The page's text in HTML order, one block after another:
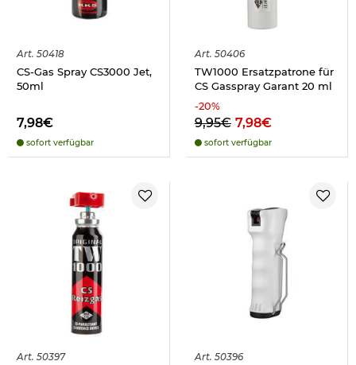
Art. 50418
CS-Gas Spray CS3000 Jet,
50ml
7,98€
sofort verfügbar
Art. 50406
TW1000 Ersatzpatrone für
CS Gasspray Garant 20 ml
-20%
9,95€ 7,98€
sofort verfügbar
Art. 50397 Art. 50396